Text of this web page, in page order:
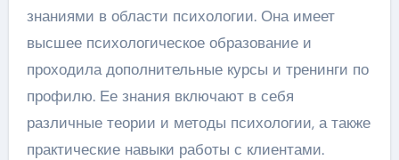
знаниями в области психологии. Она имеет
высшее психологическое образование и
проходила дополнительные курсы и тренинги по
профилю. Ее знания включают в себя
различные теории и методы психологии, а также
практические навыки работы с клиентами.